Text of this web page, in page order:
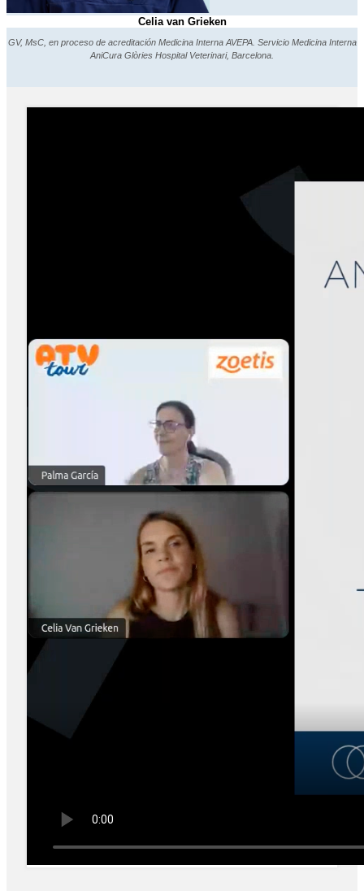
Celia van Grieken
GV, MsC, en proceso de acreditación Medicina Interna AVEPA. Servicio Medicina Interna
AniCura Glòries Hospital Veterinari, Barcelona.